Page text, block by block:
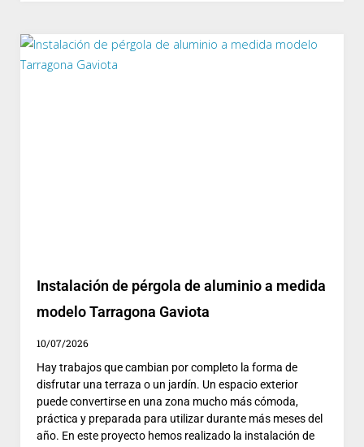
Instalación de pérgola de aluminio a medida
modelo Tarragona Gaviota
10/07/2026
Hay trabajos que cambian por completo la forma de
disfrutar una terraza o un jardín. Un espacio exterior
puede convertirse en una zona mucho más cómoda,
práctica y preparada para utilizar durante más meses del
año. En este proyecto hemos realizado la instalación de